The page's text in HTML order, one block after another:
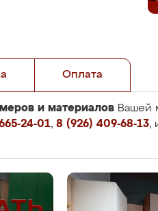
Оплата
и материалов Вашей
24-01, 8 (926) 409-68-13,